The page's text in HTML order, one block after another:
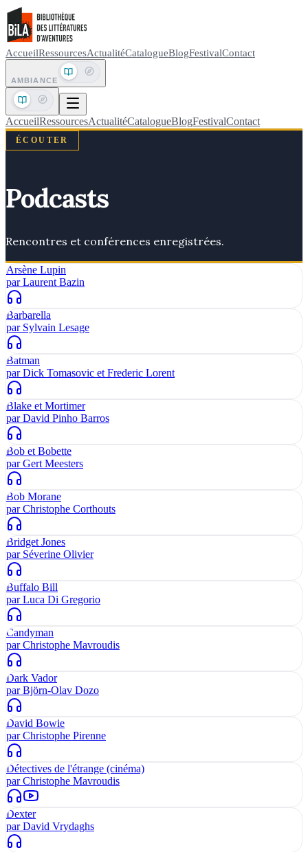
AccueilRessourcesActualitéCatalogueBlogFestivalContact
AMBIANCE
AccueilRessourcesActualitéCatalogueBlogFestivalContact
ÉCOUTER
Podcasts
Rencontres et conférences enregistrées.
Arsène Lupin
parLaurent Bazin
Barbarella
par Sylvain Lesage
Batman
parDick Tomasovic et Frederic Lorent
Blake et Mortimer
parDavid Pinho Barros
Bob et Bobette
parGert Meesters
Bob Morane
parChristophe Corthouts
Bridget Jones
par Séverine Olivier
Buffalo Bill
parLuca Di Gregorio
Candyman
parChristophe Mavroudis
Dark Vador
parBjörn-Olav Dozo
David Bowie
parChristophe Pirenne
Détectives de l'étrange (cinéma)
parChristophe Mavroudis
Dexter
parDavid Vrydaghs